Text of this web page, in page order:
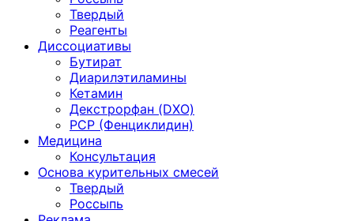
Твердый
Реагенты
Диссоциативы
Бутират
Диарилэтиламины
Кетамин
Декстрорфан (DXO)
PCP (Фенциклидин)
Медицина
Консультация
Основа курительных смесей
Твердый
Россыпь